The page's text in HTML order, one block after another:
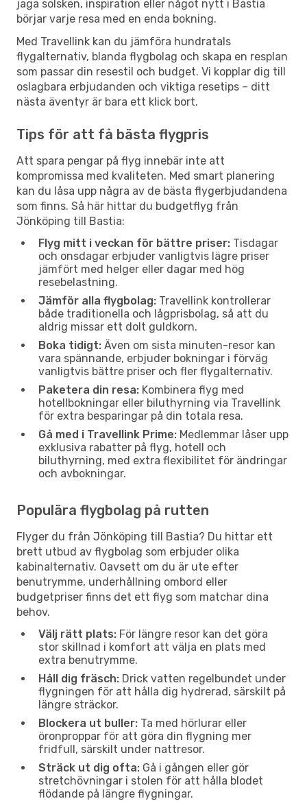
jaga solsken, inspiration eller något nytt i Bastia
börjar varje resa med en enda bokning.
Med Travellink kan du jämföra hundratals
flygalternativ, blanda flygbolag och skapa en resplan
som passar din resestil och budget. Vi kopplar dig till
oslagbara erbjudanden och viktiga resetips – ditt
nästa äventyr är bara ett klick bort.
Tips för att få bästa flygpris
Att spara pengar på flyg innebär inte att
kompromissa med kvaliteten. Med smart planering
kan du låsa upp några av de bästa flygerbjudandena
som finns. Så här hittar du budgetflyg från
Jönköping till Bastia:
Flyg mitt i veckan för bättre priser: Tisdagar
och onsdagar erbjuder vanligtvis lägre priser
jämfört med helger eller dagar med hög
resebelastning.
Jämför alla flygbolag: Travellink kontrollerar
både traditionella och lågprisbolag, så att du
aldrig missar ett dolt guldkorn.
Boka tidigt: Även om sista minuten-resor kan
vara spännande, erbjuder bokningar i förväg
vanligtvis bättre priser och fler flygalternativ.
Paketera din resa: Kombinera flyg med
hotellbokningar eller biluthyrning via Travellink
för extra besparingar på din totala resa.
Gå med i Travellink Prime: Medlemmar låser upp
exklusiva rabatter på flyg, hotell och
biluthyrning, med extra flexibilitet för ändringar
och avbokningar.
Populära flygbolag på rutten
Flyger du från Jönköping till Bastia? Du hittar ett
brett utbud av flygbolag som erbjuder olika
kabinalternativ. Oavsett om du är ute efter
benutrymme, underhållning ombord eller
budgetpriser finns det ett flyg som matchar dina
behov.
Välj rätt plats: För längre resor kan det göra
stor skillnad i komfort att välja en plats med
extra benutrymme.
Håll dig fräsch: Drick vatten regelbundet under
flygningen för att hålla dig hydrerad, särskilt på
längre sträckor.
Blockera ut buller: Ta med hörlurar eller
öronproppar för att göra din flygning mer
fridfull, särskilt under nattresor.
Sträck ut dig ofta: Gå i gången eller gör
stretchövningar i stolen för att hålla blodet
flödande på längre flygningar.